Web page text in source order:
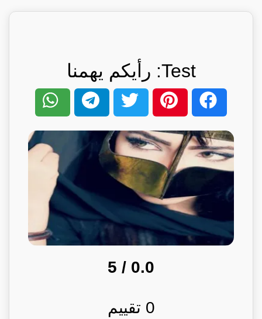
Test: رأيكم يهمنا
0.0
/ 5
0 تقييم